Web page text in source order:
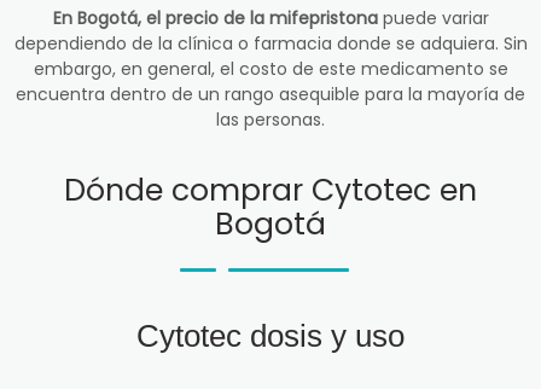
En Bogotá, el precio de la mifepristonapuede variar
dependiendo de la clínica o farmacia donde se adquiera. Sin
embargo, en general, el costo de este medicamento se
encuentra dentro de un rango asequible para la mayoría de
las personas.
Dónde comprar Cytotec en
Bogotá
Cytotec dosis y uso